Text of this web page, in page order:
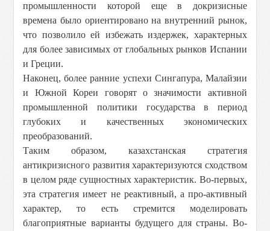
промышленности которой еще в докризисные
времена было ориентировано на внутренний рынок,
что позволило ей избежать издержек, характерных
для более зависимых от глобальных рынков Испании
и Греции.
Наконец, более ранние успехи Сингапура, Малайзии
и Южной Кореи говорят о значимости активной
промышленной политики государства в период
глубоких и качественных экономических
преобразований.
Таким образом, казахстанская стратегия
антикризисного развития характеризуются сходством
в целом ряде сущностных характеристик. Во-первых,
эта стратегия имеет не реактивный, а про-активный
характер, то есть стремится моделировать
благоприятные варианты будущего для страны. Во-